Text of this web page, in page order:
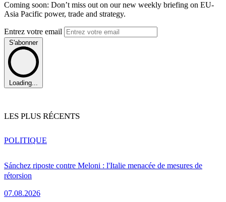
Coming soon: Don’t miss out on our new weekly briefing on EU-
Asia Pacific power, trade and strategy.
Entrez votre email
S'abonner
Loading...
LES PLUS RÉCENTS
Sánchez riposte contre Meloni : l'Italie menacée de mesures de
rétorsion
07.08.2026
POLITIQUE